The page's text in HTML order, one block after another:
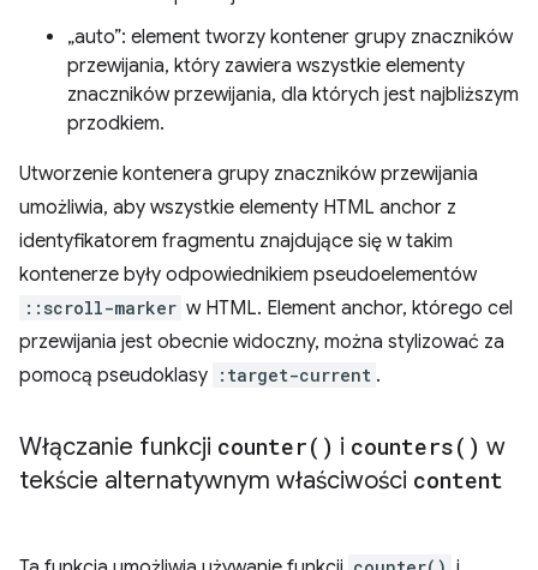
„auto”: element tworzy kontener grupy znaczników
przewijania, który zawiera wszystkie elementy
znaczników przewijania, dla których jest najbliższym
przodkiem.
Utworzenie kontenera grupy znaczników przewijania
umożliwia, aby wszystkie elementy HTML anchor z
identyfikatorem fragmentu znajdujące się w takim
kontenerze były odpowiednikiem pseudoelementów
::scroll-marker w HTML. Element anchor, którego cel
przewijania jest obecnie widoczny, można stylizować za
pomocą pseudoklasy :target-current .
Włączanie funkcji counter( ) i counters( ) w
tekście alternatywnym właściwości content